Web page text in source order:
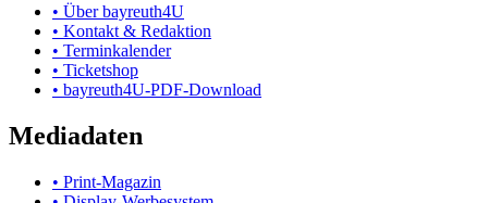
• Über bayreuth4U
• Kontakt & Redaktion
• Terminkalender
• Ticketshop
• bayreuth4U-PDF-Download
Mediadaten
• Print-Magazin